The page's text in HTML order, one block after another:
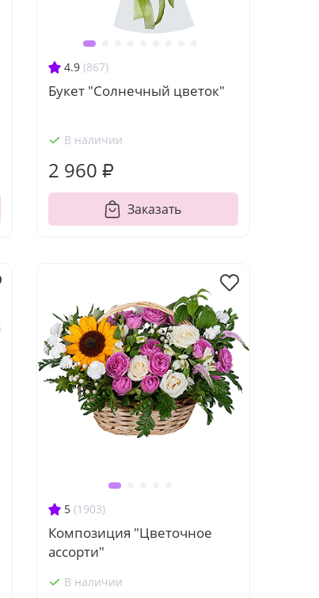
4.9 (867)
Букет "Солнечный цветок"
В наличии
2 960 ₽
Заказать
5 (1903)
Композиция "Цветочное
ассорти"
В наличии